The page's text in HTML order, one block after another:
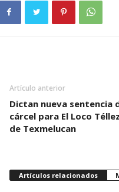
Artículo anterior
Dictan nueva sentencia
cárcel para El Loco
de Texmelucan
Artículos relacionados